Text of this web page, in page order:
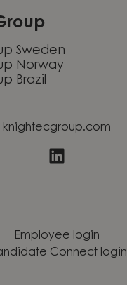
Sweden
Norway
Brazil
knightecgroup.com
Employee login
Connect login